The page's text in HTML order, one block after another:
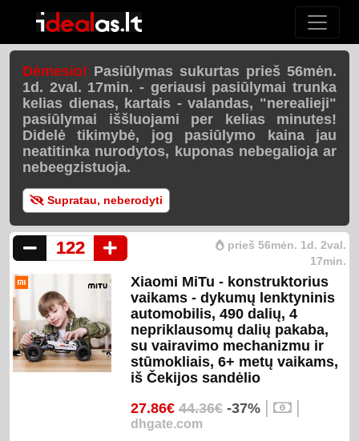
Dėmesio! Pasiūlymas sukurtas prieš 56mėn.
1d. 2val. 17min. - geriausi pasiūlymai trunka
kelias dienas, kartais - valandas, "nerealieji"
pasiūlymai iššluojami per
kelias minutes!
Didelė tikimybė, jog pasiūlymo kaina jau
neatitinka nurodytos, kuponas nebegalioja ar
nebeegzistuoja.
Supratau, neberodyti
122
prieš 56mėn. 1d. 2val.
17min.
Xiaomi MiTu - konstruktorius
vaikams - dykumų lenktyninis
automobilis, 490 dalių, 4
nepriklausomų dalių pakaba,
su vairavimo mechanizmu ir
stūmokliais, 6+ metų vaikams,
iš Čekijos sandėlio
27.86€ 44.36€ -37% | |
dhgate.com